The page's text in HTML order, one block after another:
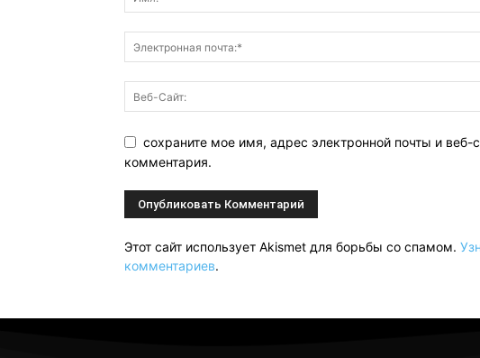
сохраните мое имя, адрес электронной почты и
комментария.
Этот сайт использует Akismet для борьбы со спамом.
комментариев.